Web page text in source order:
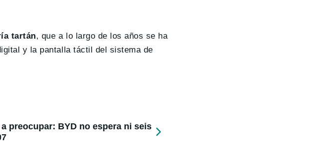
tartán, que a lo largo de los años se ha
y la pantalla táctil del sistema de
preocupar: BYD no espera ni seis